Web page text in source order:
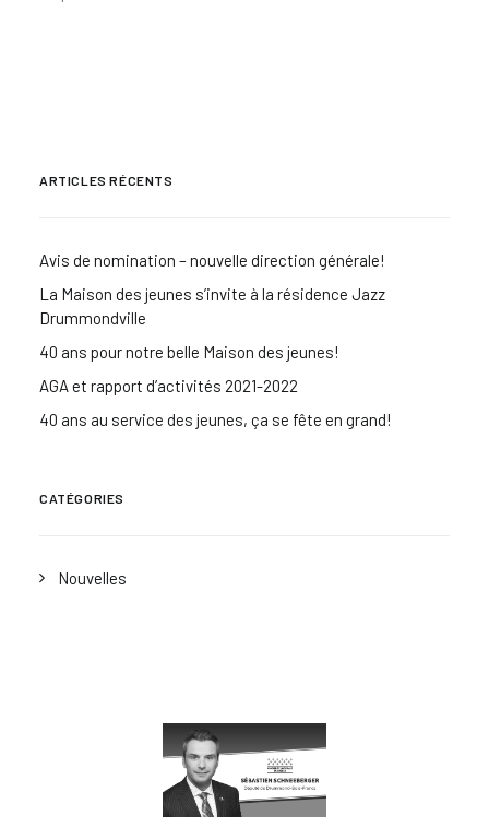
ARTICLES RÉCENTS
Avis de nomination – nouvelle direction générale!
La Maison des jeunes s’invite à la résidence Jazz
Drummondville
40 ans pour notre belle Maison des jeunes!
AGA et rapport d’activités 2021-2022
40 ans au service des jeunes, ça se fête en grand!
CATÉGORIES
Nouvelles